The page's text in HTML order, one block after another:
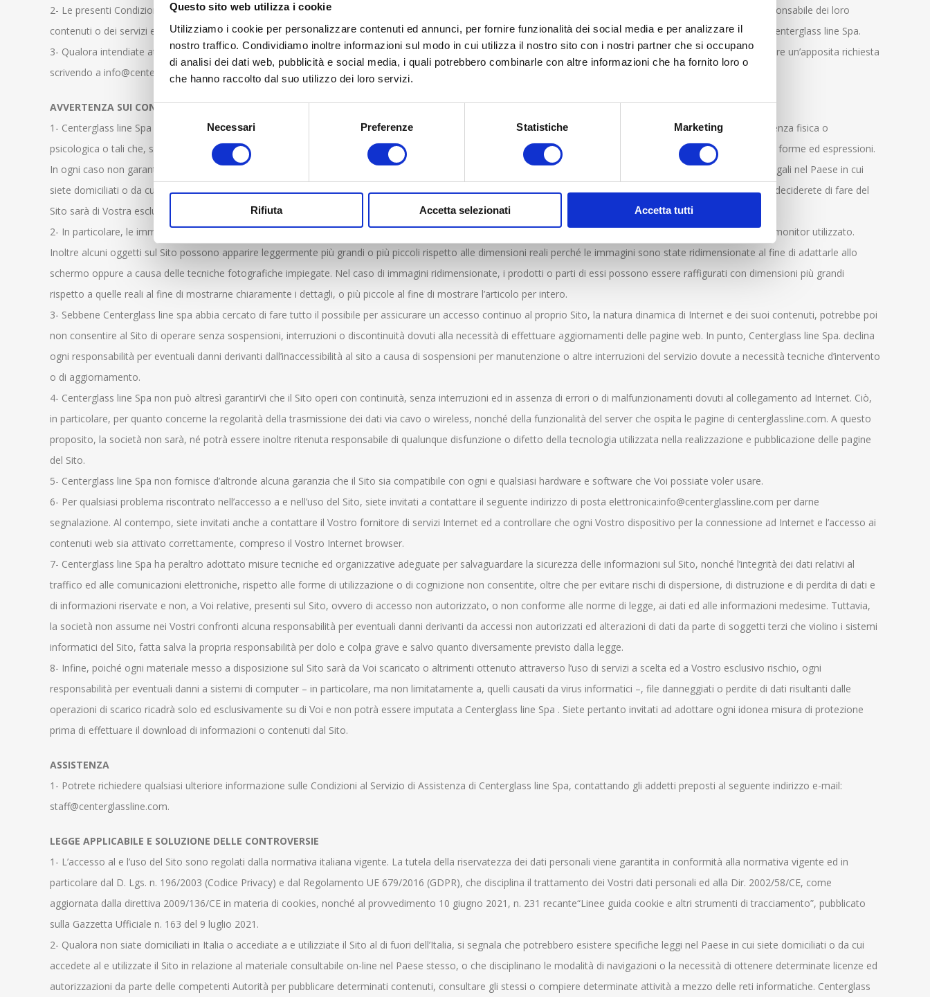
Questo sito web utilizza i cookie
Utilizziamo i cookie per personalizzare contenuti ed annunci, per fornire funzionalità dei social media e per analizzare il
nostro traffico. Condividiamo inoltre informazioni sul modo in cui utilizza il nostro sito con i nostri partner che si occupano
di analisi dei dati web, pubblicità e social media, i quali potrebbero combinarle con altre informazioni che ha fornito loro o
che hanno raccolto dal suo utilizzo dei loro servizi.
Selezione
Necessari Preferenze Statistiche Marketing
Rifiuta Accetta selezionati Accetta tutti
2- Le presenti Condizioni e la Privacy Policy del Sito non si applicano infatti ai siti web di terzi, né Centerglass line Spa, è, o può essere ritenuta, in alcun modo responsabile dei loro
contenuti o dei servizi e dei beni da essi offerti, né ciò è, o può essere ritenuto, sintomo di una qualche raccomandazione o segnalazione degli stessi da parte di Centerglass line Spa.
3- Qualora intendiate attivare link o comunque indirizzare collegamenti alla home page ed alle altre pagine web del Sito accessibili pubblicamente, dovrete formulare un’apposita richiesta
scrivendo a info@centerglassline.com, diversamente detti link o collegamenti non potranno essere attivati.
AVVERTENZA SUI CONTENUTI
1- Centerglass line Spa ha adottato ogni accorgimento per evitare che nel Sito siano pubblicati contenuti che descrivano o rappresentino scene o situazioni di violenza fisica o
psicologica o tali che, secondo la Vostra sensibilità, possano essere ritenuti lesivi delle convinzioni civili, dei diritti umani e della dignità delle persone, in tutte le sue forme ed espressioni.
In ogni caso non garantisce che i contenuti del Sito siano appropriati o leciti al di fuori dell’Italia. Qualora tali contenuti siano ritenuti non appropriati, non leciti o illegali nel Paese in cui
siete domiciliati o da cui accedete a o utilizzate il Sito, siete quindi invitati ad evitare di accedere al Sito stesso, ed ove sceglieste di accedervi comunque, l’uso che deciderete di fare del
Sito sarà di Vostra esclusiva e personale responsabilità.
2- In particolare, le immagini ed i colori dei prodotti Centerglass Line Spa potrebbero non essere corrispondenti a quelli reali per effetto del browser Internet e del monitor utilizzato.
Inoltre alcuni oggetti sul Sito possono apparire leggermente più grandi o più piccoli rispetto alle dimensioni reali perché le immagini sono state ridimensionate al fine di adattarle allo
schermo oppure a causa delle tecniche fotografiche impiegate. Nel caso di immagini ridimensionate, i prodotti o parti di essi possono essere raffigurati con dimensioni più grandi
rispetto a quelle reali al fine di mostrarne chiaramente i dettagli, o più piccole al fine di mostrare l’articolo per intero.
3- Sebbene Centerglass line spa abbia cercato di fare tutto il possibile per assicurare un accesso continuo al proprio Sito, la natura dinamica di Internet e dei suoi contenuti, potrebbe poi
non consentire al Sito di operare senza sospensioni, interruzioni o discontinuità dovuti alla necessità di effettuare aggiornamenti delle pagine web. In punto, Centerglass line Spa. declina
ogni responsabilità per eventuali danni derivanti dall’inaccessibilità al sito a causa di sospensioni per manutenzione o altre interruzioni del servizio dovute a necessità tecniche d’intervento
o di aggiornamento.
4- Centerglass line Spa non può altresì garantirVi che il Sito operi con continuità, senza interruzioni ed in assenza di errori o di malfunzionamenti dovuti al collegamento ad Internet. Ciò,
in particolare, per quanto concerne la regolarità della trasmissione dei dati via cavo o wireless, nonché della funzionalità del server che ospita le pagine di centerglassline.com. A questo
proposito, la società non sarà, né potrà essere inoltre ritenuta responsabile di qualunque disfunzione o difetto della tecnologia utilizzata nella realizzazione e pubblicazione delle pagine
del Sito.
5- Centerglass line Spa non fornisce d’altronde alcuna garanzia che il Sito sia compatibile con ogni e qualsiasi hardware e software che Voi possiate voler usare.
6- Per qualsiasi problema riscontrato nell’accesso a e nell’uso del Sito, siete invitati a contattare il seguente indirizzo di posta elettronica:info@centerglassline.com per darne
segnalazione. Al contempo, siete invitati anche a contattare il Vostro fornitore di servizi Internet ed a controllare che ogni Vostro dispositivo per la connessione ad Internet e l’accesso ai
contenuti web sia attivato correttamente, compreso il Vostro Internet browser.
7- Centerglass line Spa ha peraltro adottato misure tecniche ed organizzative adeguate per salvaguardare la sicurezza delle informazioni sul Sito, nonché l’integrità dei dati relativi al
traffico ed alle comunicazioni elettroniche, rispetto alle forme di utilizzazione o di cognizione non consentite, oltre che per evitare rischi di dispersione, di distruzione e di perdita di dati e
di informazioni riservate e non, a Voi relative, presenti sul Sito, ovvero di accesso non autorizzato, o non conforme alle norme di legge, ai dati ed alle informazioni medesime. Tuttavia,
la società non assume nei Vostri confronti alcuna responsabilità per eventuali danni derivanti da accessi non autorizzati ed alterazioni di dati da parte di soggetti terzi che violino i sistemi
informatici del Sito, fatta salva la propria responsabilità per dolo e colpa grave e salvo quanto diversamente previsto dalla legge.
8- Infine, poiché ogni materiale messo a disposizione sul Sito sarà da Voi scaricato o altrimenti ottenuto attraverso l’uso di servizi a scelta ed a Vostro esclusivo rischio, ogni
responsabilità per eventuali danni a sistemi di computer – in particolare, ma non limitatamente a, quelli causati da virus informatici –, file danneggiati o perdite di dati risultanti dalle
operazioni di scarico ricadrà solo ed esclusivamente su di Voi e non potrà essere imputata a Centerglass line Spa . Siete pertanto invitati ad adottare ogni idonea misura di protezione
prima di effettuare il download di informazioni o contenuti dal Sito.
ASSISTENZA
1- Potrete richiedere qualsiasi ulteriore informazione sulle Condizioni al Servizio di Assistenza di Centerglass line Spa, contattando gli addetti preposti al seguente indirizzo e-mail:
staff@centerglassline.com.
LEGGE APPLICABILE E SOLUZIONE DELLE CONTROVERSIE
1- L’accesso al e l’uso del Sito sono regolati dalla normativa italiana vigente. La tutela della riservatezza dei dati personali viene garantita in conformità alla normativa vigente ed in
particolare dal D. Lgs. n. 196/2003 (Codice Privacy) e dal Regolamento UE 679/2016 (GDPR), che disciplina il trattamento dei Vostri dati personali ed alla Dir. 2002/58/CE, come
aggiornata dalla direttiva 2009/136/CE in materia di cookies, nonché al provvedimento 10 giugno 2021, n. 231 recante“Linee guida cookie e altri strumenti di tracciamento”, pubblicato
sulla Gazzetta Ufficiale n. 163 del 9 luglio 2021.
2- Qualora non siate domiciliati in Italia o accediate a e utilizziate il Sito al di fuori dell’Italia, si segnala che potrebbero esistere specifiche leggi nel Paese in cui siete domiciliati o da cui
accedete al e utilizzate il Sito in relazione al materiale consultabile on-line nel Paese stesso, o che disciplinano le modalità di navigazioni o la necessità di ottenere determinate licenze ed
autorizzazioni da parte delle competenti Autorità per pubblicare determinati contenuti, consultare gli stessi o compiere determinate attività a mezzo delle reti informatiche. Centerglass